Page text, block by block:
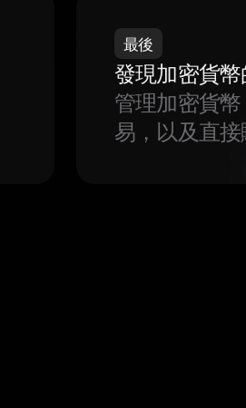
最後
發現加密貨
管理加密貨
易，以及直